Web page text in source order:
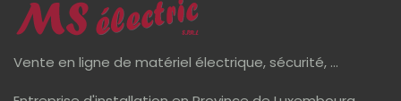
Vente en ligne de matériel électrique, sécurité, ...